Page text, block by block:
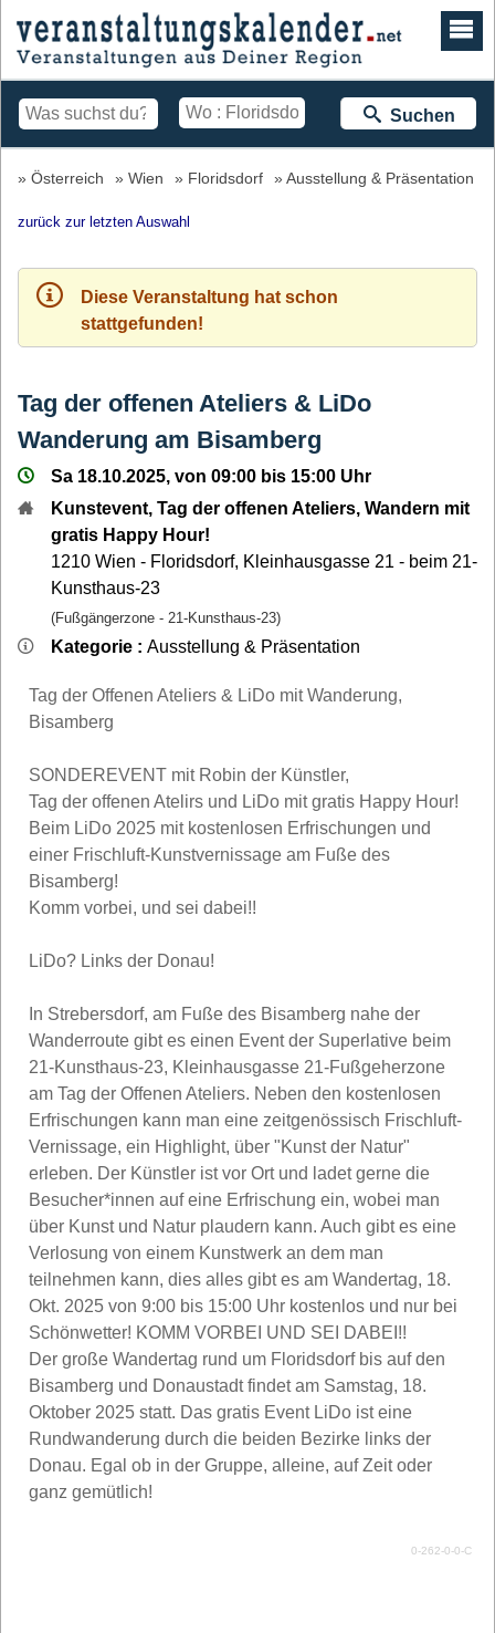
Suchen
Österreich Wien Floridsdorf Ausstellung & Präsentation
zurück zur letzten Auswahl
Diese Veranstaltung hat schon
stattgefunden!
Tag der offenen Ateliers & LiDo
Wanderung am Bisamberg
Sa 18.10.2025, von 09:00 bis 15:00 Uhr
Kunstevent, Tag der offenen Ateliers, Wandern mit
gratis Happy Hour!
1210 Wien - Floridsdorf, Kleinhausgasse 21 - beim 21-
Kunsthaus-23
(Fußgängerzone - 21-Kunsthaus-23)
Kategorie : Ausstellung & Präsentation
Tag der Offenen Ateliers & LiDo mit Wanderung,
Bisamberg
SONDEREVENT mit Robin der Künstler,
Tag der offenen Atelirs und LiDo mit gratis Happy Hour!
Beim LiDo 2025 mit kostenlosen Erfrischungen und
einer Frischluft-Kunstvernissage am Fuße des
Bisamberg!
Komm vorbei, und sei dabei!!
LiDo? Links der Donau!
In Strebersdorf, am Fuße des Bisamberg nahe der
Wanderroute gibt es einen Event der Superlative beim
21-Kunsthaus-23, Kleinhausgasse 21-Fußgeherzone
am Tag der Offenen Ateliers. Neben den kostenlosen
Erfrischungen kann man eine zeitgenössisch Frischluft-
Vernissage, ein Highlight, über "Kunst der Natur"
erleben. Der Künstler ist vor Ort und ladet gerne die
Besucher*innen auf eine Erfrischung ein, wobei man
über Kunst und Natur plaudern kann. Auch gibt es eine
Verlosung von einem Kunstwerk an dem man
teilnehmen kann, dies alles gibt es am Wandertag, 18.
Okt. 2025 von 9:00 bis 15:00 Uhr kostenlos und nur bei
Schönwetter! KOMM VORBEI UND SEI DABEI!!
Der große Wandertag rund um Floridsdorf bis auf den
Bisamberg und Donaustadt findet am Samstag, 18.
Oktober 2025 statt. Das gratis Event LiDo ist eine
Rundwanderung durch die beiden Bezirke links der
Donau. Egal ob in der Gruppe, alleine, auf Zeit oder
ganz gemütlich!
0-262-0-0-C